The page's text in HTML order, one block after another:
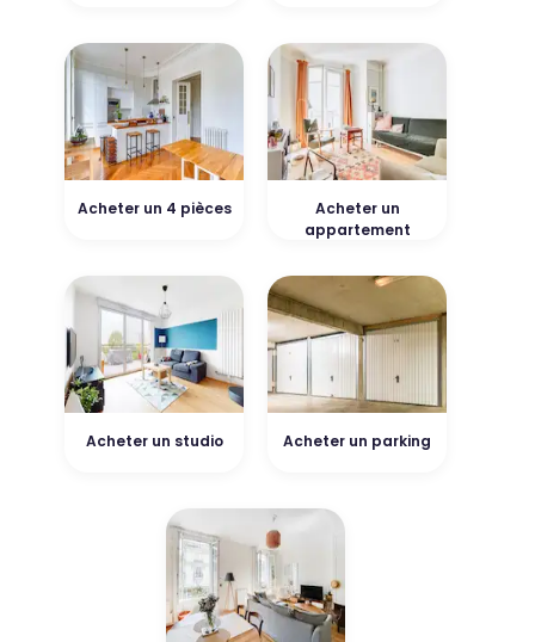
Acheter un 4 pièces
Acheter un
appartement
Acheter un studio Acheter un parking